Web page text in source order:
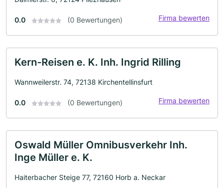
0.0 (0 Bewertungen) Firma bewerten
Kern-Reisen e. K. Inh. Ingrid Rilling
Wannweilerstr. 74, 72138 Kirchentellinsfurt
0.0 (0 Bewertungen) Firma bewerten
Oswald Müller Omnibusverkehr Inh.
Inge Müller e. K.
Haiterbacher Steige 77, 72160 Horb a. Neckar